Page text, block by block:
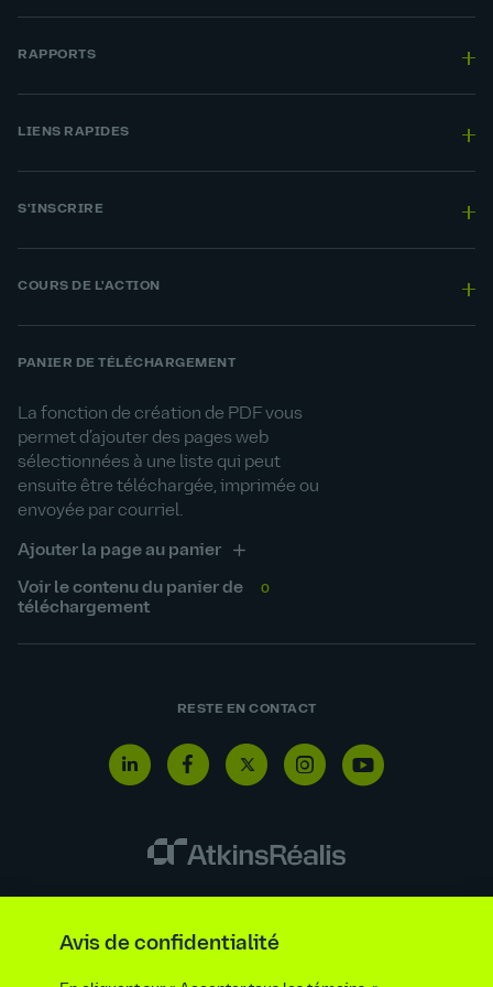
RAPPORTS
LIENS RAPIDES
S'INSCRIRE
COURS DE L'ACTION
PANIER DE TÉLÉCHARGEMENT
La fonction de création de PDF vous
permet d’ajouter des pages web
sélectionnées à une liste qui peut
ensuite être téléchargée, imprimée ou
envoyée par courriel.
Ajouter la page au panier
Voir le contenu du panier de
téléchargement
0
RESTE EN CONTACT
Renseignements requis par la loi et la réglementation
Avis de confidentialité